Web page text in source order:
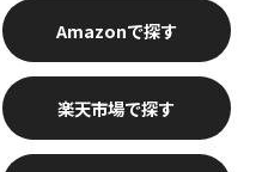
楽天市場
Amazon